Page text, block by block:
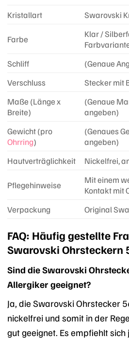
Kristallart
Swarovski
Farbe
Klar /
Schliff
(Genaue
Verschluss
Stecker mit
Maße (Länge x
Breite)
(Genaue
angeben)
Gewicht (pro
Ohrring)
(Genaues
angeben)
Hautverträglichkeit
Nickelfrei,
Pflegehinweise
Mit einem
Kontakt mit
Verpackung
Original
FAQ: Häufig gestellte
Swarovski Ohrsteckern
Sind die Swarovski
Allergiker geeignet?
Ja, die Swarovski Ohrstecker
nickelfrei und somit in der
gut geeignet. Es empfiehlt sich